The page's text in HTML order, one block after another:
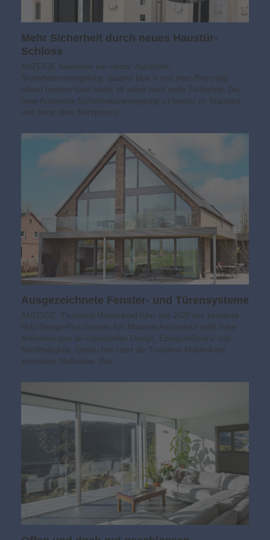
Mehr Sicherheit durch neues Haustür-
Schloss
ANZEIGE Neuheiten bei rekord: Automatik-
Sicherheitsverriegelung, quadro! blue X und intec-Beschlag
rekord fenster+türen bietet ab sofort noch mehr Sicherheit. Die
neue Automatik-Sicherheitsverriegelung ist bereits im Standard
und somit ohne Mehrpreis in…
Ausgezeichnete Fenster- und Türensysteme
ANZEIGE Tischlerei Mühlenkord führt seit 2020 das bewährte
Holz-Design-Plus-System fort Moderne Architektur stellt hohe
Anforderungen an individuelles Design, Energieeffizienz und
Nachhaltigkeit. Genau hier setzt die Tischlerei Mühlenkord
innovative Maßstäbe. Das…